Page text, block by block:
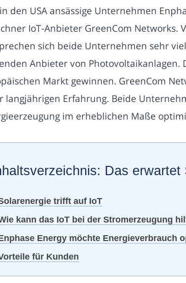
den USA ansässige Unternehmen
IoT-Anbieter GreenCom Networks.
sich beide Unternehmen sehr
Anbieter von Photovoltaikanlagen.
Markt gewinnen. GreenCom
langjährigen Erfahrung. Beide
im erheblichen Maße
Das erwartet
trifft auf IoT
kann das IoT bei der Stromerzeugung
Energy möchte Energieverbrauch
für Kunden